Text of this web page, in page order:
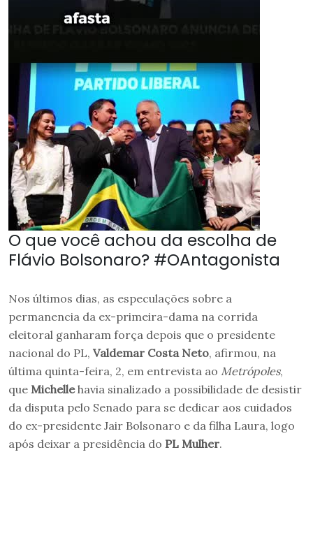
O que você achou da escolha de
Flávio Bolsonaro? #OAntagonista
Nos últimos dias, as especulações sobre a
permanencia da ex-primeira-dama na corrida
eleitoral ganharam força depois que o presidente
nacional do PL, Valdemar Costa Neto, afirmou, na
última quinta-feira, 2, em entrevista ao Metrópoles,
que Michellehavia sinalizado a possibilidade de desistir
da disputa pelo Senado para se dedicar aos cuidados
do ex-presidente Jair Bolsonaro e da filha Laura, logo
após deixar a presidência do PL Mulher.